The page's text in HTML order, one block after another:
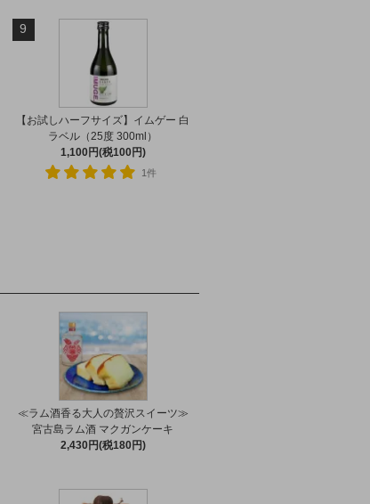
9
【お試しハーフサイズ】イムゲー 白
ラベル（25度 300ml）
1,100円(税100円)
1件
≪ラム酒香る大人の贅沢スイーツ≫
宮古島ラム酒 マクガンケーキ
2,430円(税180円)